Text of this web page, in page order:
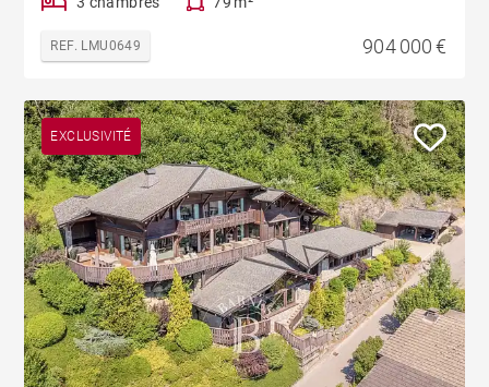
REF. LMU0649 904 000 €
EXCLUSIVITÉ